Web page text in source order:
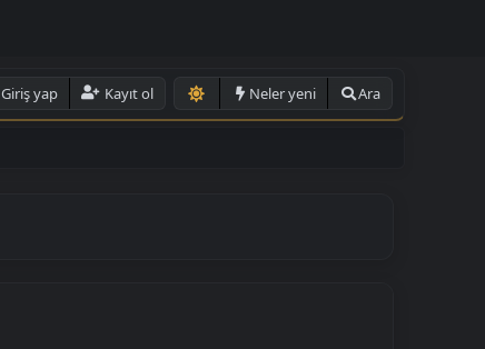
Giriş yap Kayıt ol Neler yeni Ara